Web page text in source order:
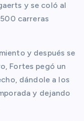
y se coló al
carreras
y después se
Fortes pegó un
dándole a los
y dejando